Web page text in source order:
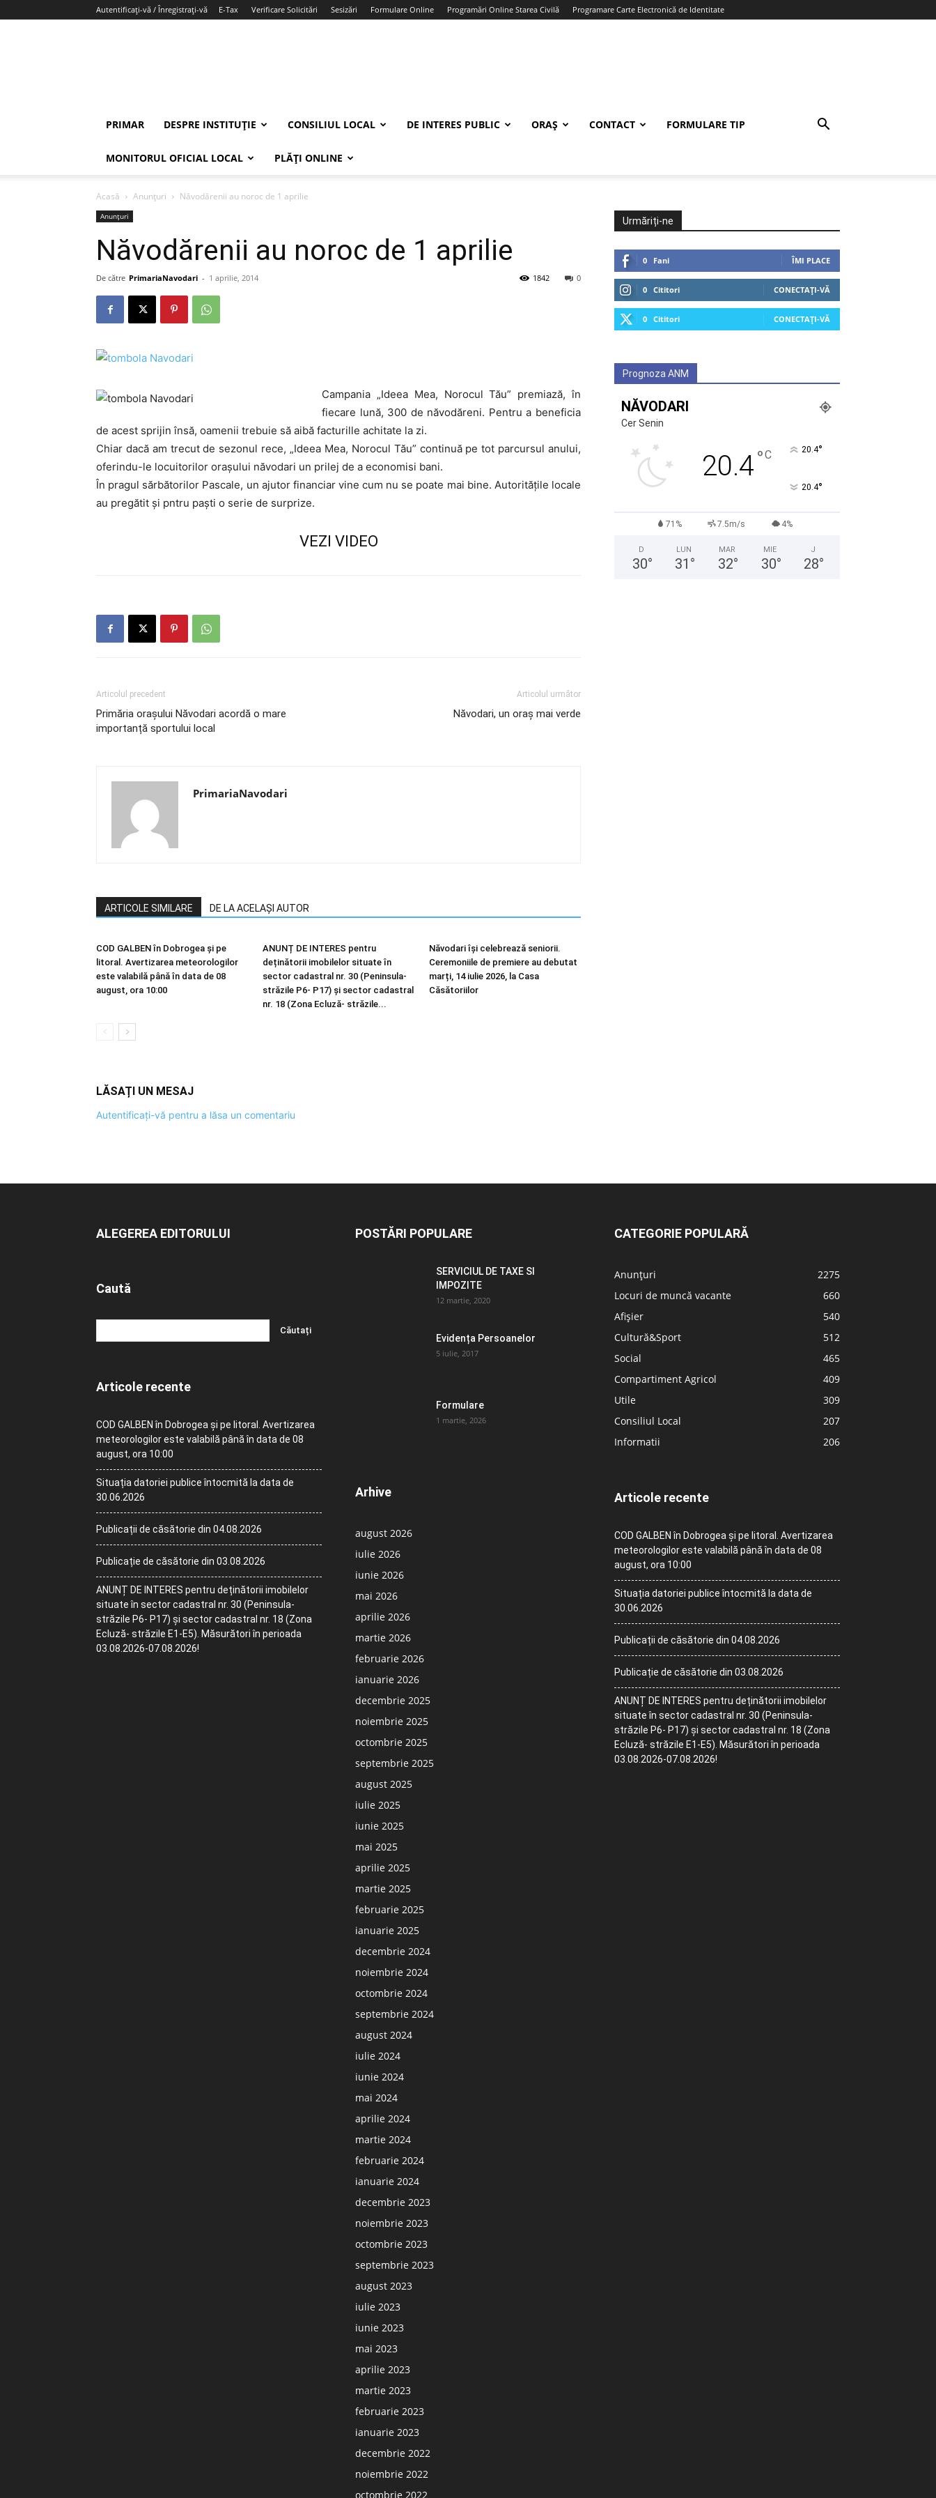
Autentificați-vă / Înregistrați-vă E-Tax Verificare Solicitări Sesizări Formulare Online Programări Online Starea Civilă Programare Carte Electronică de Identitate
PRIMAR DESPRE INSTITUȚIE CONSILIUL LOCAL DE INTERES PUBLIC ORAȘ CONTACT FORMULARE TIP
MONITORUL OFICIAL LOCAL PLĂȚI ONLINE
Acasă Anunțuri Năvodărenii au noroc de 1 aprilie
Anunțuri
Năvodărenii au noroc de 1 aprilie
De către PrimariaNavodari - 1 aprilie, 2014 0
1842
Campania „Ideea Mea, Norocul Tău” premiază, în
fiecare lună, 300 de năvodăreni. Pentru a beneficia
de acest sprijin însă, oamenii trebuie să aibă facturille achitate la zi.
Chiar dacă am trecut de sezonul rece, „Ideea Mea, Norocul Tău” continuă pe tot parcursul anului,
oferindu-le locuitorilor orașului năvodari un prilej de a economisi bani.
În pragul sărbătorilor Pascale, un ajutor financiar vine cum nu se poate mai bine. Autoritățile locale
au pregătit și pntru paști o serie de surprize.
VEZI VIDEO
Articolul precedent
Primăria oraşului Năvodari acordă o mare
importanță sportului local
Articolul următor
Năvodari, un oraș mai verde
PrimariaNavodari
ARTICOLE SIMILARE DE LA ACELAȘI AUTOR
COD GALBEN în Dobrogea și pe
litoral. Avertizarea meteorologilor
este valabilă până în data de 08
august, ora 10:00
ANUNȚ DE INTERES pentru
deținătorii imobilelor situate în
sector cadastral nr. 30 (Peninsula-
străzile P6- P17) și sector cadastral
nr. 18 (Zona Ecluză- străzile...
Năvodari își celebrează seniorii.
Ceremoniile de premiere au debutat
marți, 14 iulie 2026, la Casa
Căsătoriilor
LĂSAȚI UN MESAJ
Autentificați-vă pentru a lăsa un comentariu
Urmăriți-ne
0 Fani ÎMI PLACE
0 Cititori CONECTAȚI-VĂ
0 Cititori CONECTAȚI-VĂ
Prognoza ANM
NĂVODARI
Cer Senin
20.4°C 20.4°
20.4°
71% 7.5m/s 4%
D
30°
LUN
31 °
MAR
32°
MIE
30°
J
28°
ALEGEREA EDITORULUI
Caută
Articole recente
COD GALBEN în Dobrogea și pe litoral. Avertizarea
meteorologilor este valabilă până în data de 08
august, ora 10:00
Situația datoriei publice întocmită la data de
30.06.2026
Publicații de căsătorie din 04.08.2026
Publicație de căsătorie din 03.08.2026
ANUNȚ DE INTERES pentru deținătorii imobilelor
situate în sector cadastral nr. 30 (Peninsula-
străzile P6- P17) și sector cadastral nr. 18 (Zona
Ecluză- străzile E1-E5). Măsurători în perioada
03.08.2026-07.08.2026!
POSTĂRI POPULARE
SERVICIUL DE TAXE SI
IMPOZITE
12 martie, 2020
Evidența Persoanelor
5 iulie, 2017
Formulare
1 martie, 2026
Arhive
august 2026
iulie 2026
iunie 2026
mai 2026
aprilie 2026
martie 2026
februarie 2026
ianuarie 2026
decembrie 2025
noiembrie 2025
octombrie 2025
septembrie 2025
august 2025
iulie 2025
iunie 2025
mai 2025
aprilie 2025
martie 2025
februarie 2025
ianuarie 2025
decembrie 2024
noiembrie 2024
octombrie 2024
septembrie 2024
august 2024
iulie 2024
iunie 2024
mai 2024
aprilie 2024
martie 2024
februarie 2024
ianuarie 2024
decembrie 2023
noiembrie 2023
octombrie 2023
septembrie 2023
august 2023
iulie 2023
iunie 2023
mai 2023
aprilie 2023
martie 2023
februarie 2023
ianuarie 2023
decembrie 2022
noiembrie 2022
octombrie 2022
CATEGORIE POPULARĂ
Anunțuri
2275
Locuri de muncă vacante
660
Afișier
540
Cultură&Sport
512
Social
465
Compartiment Agricol
409
Utile
309
Consiliul Local
207
Informatii
206
Articole recente
COD GALBEN în Dobrogea și pe litoral. Avertizarea
meteorologilor este valabilă până în data de 08
august, ora 10:00
Situația datoriei publice întocmită la data de
30.06.2026
Publicații de căsătorie din 04.08.2026
Publicație de căsătorie din 03.08.2026
ANUNȚ DE INTERES pentru deținătorii imobilelor
situate în sector cadastral nr. 30 (Peninsula-
străzile P6- P17) și sector cadastral nr. 18 (Zona
Ecluză- străzile E1-E5). Măsurători în perioada
03.08.2026-07.08.2026!